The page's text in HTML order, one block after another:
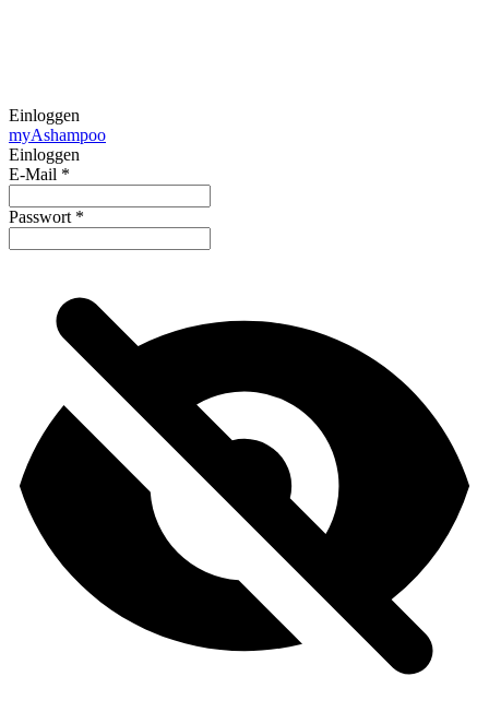
Einloggen
myAshampoo
Einloggen
E-Mail *
Passwort *